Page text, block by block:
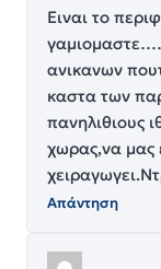
Ειναι το
ανικανων
καστα των
πανηλιθιους
χωρας,να μας
Απάντηση